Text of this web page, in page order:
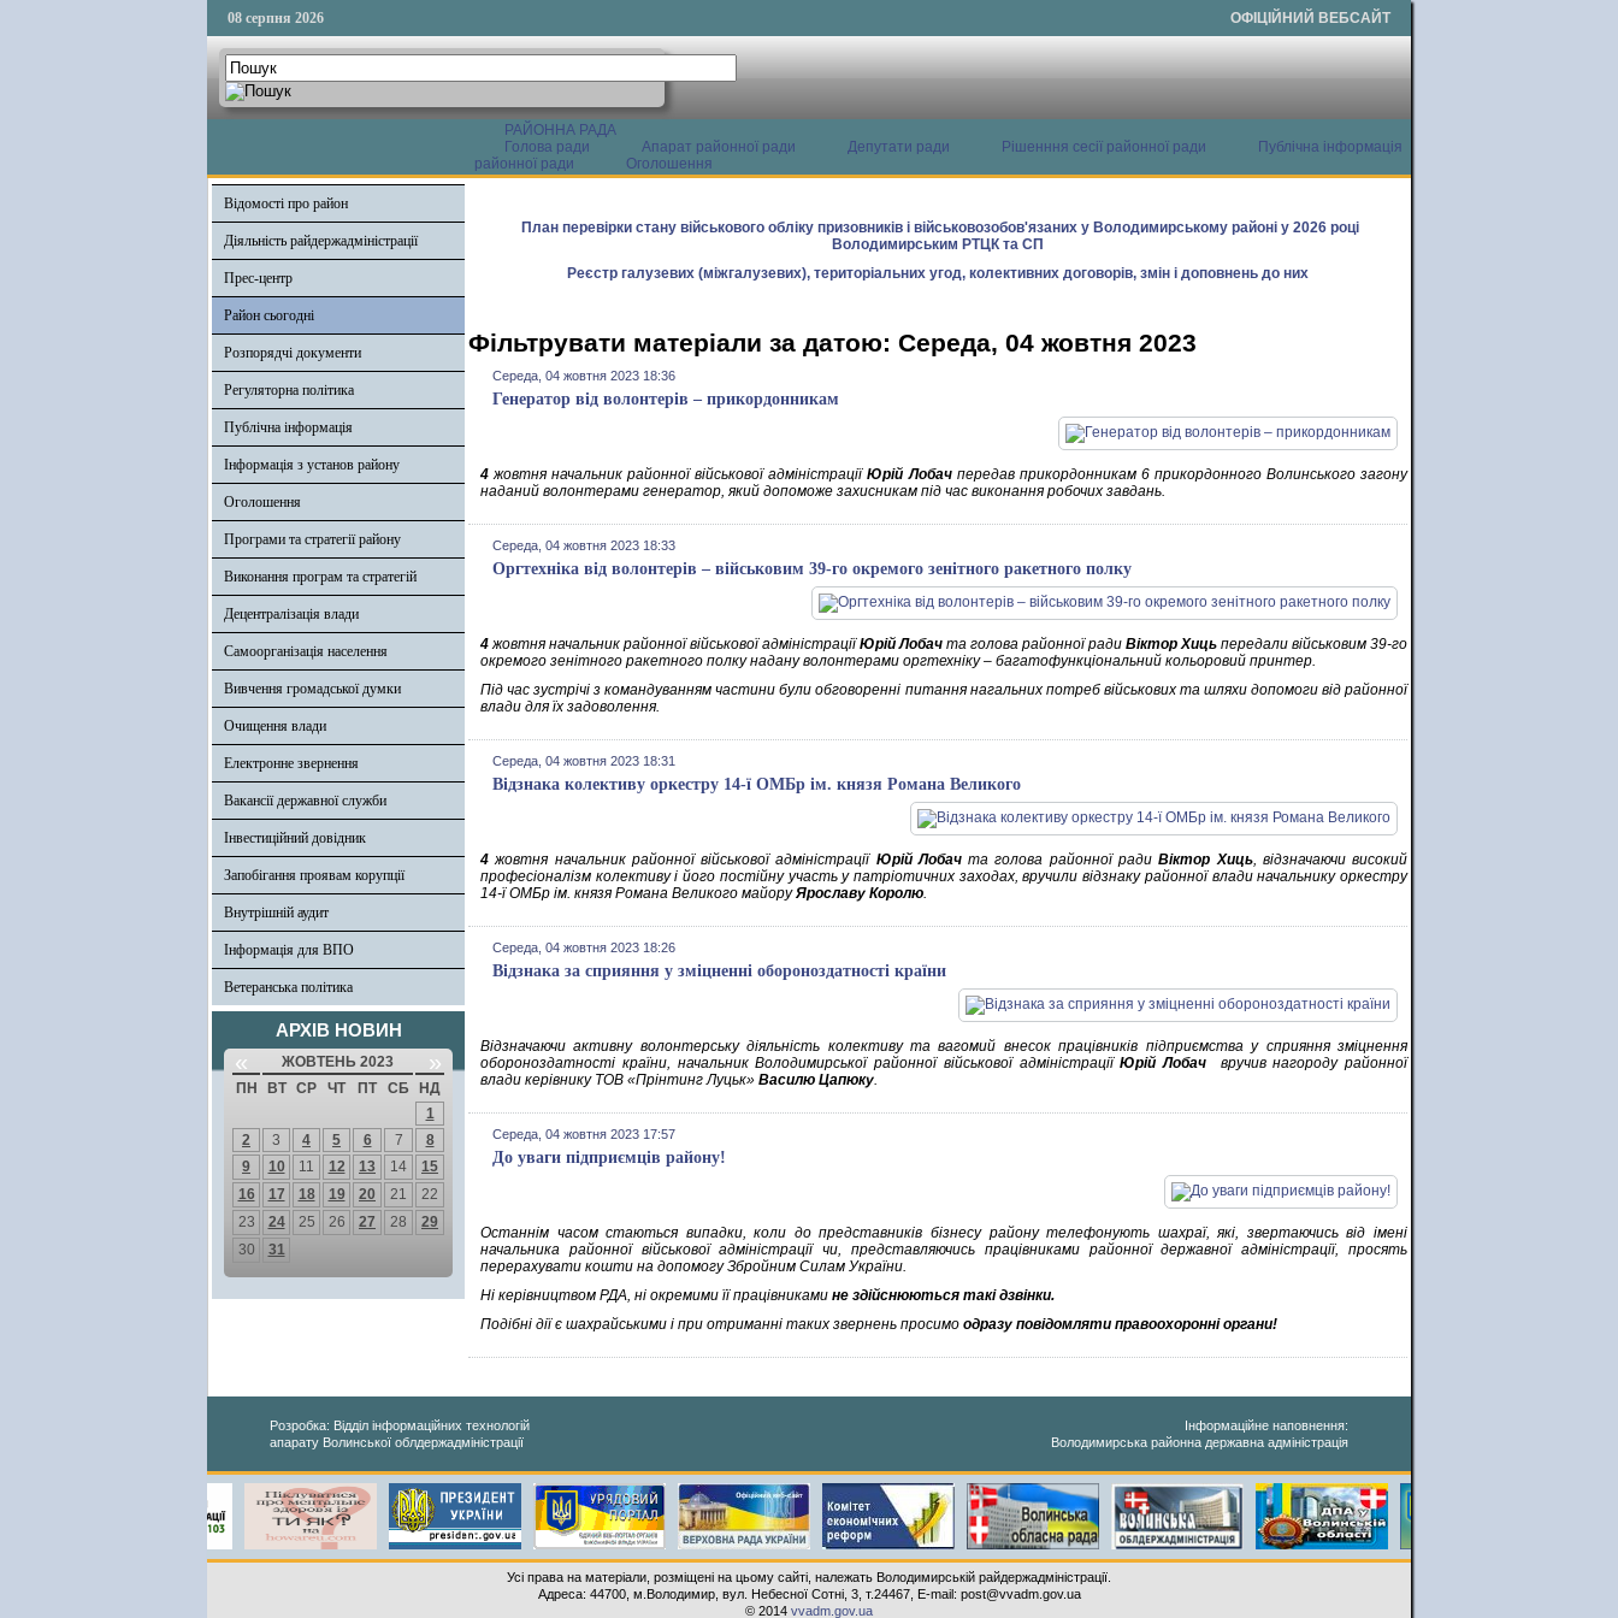
08 серпня 2026 ОФІЦІЙНИЙ ВЕБСАЙТ
РАЙОННА РАДА
Голова ради
Апарат районної ради Депутати ради Рішенння сесії районної ради
Публічна інформація
районної ради
Оголошення
Відомості про район
Діяльність райдержадміністрації
Прес-центр
Район сьогодні
Розпорядчі документи
Регуляторна політика
Публічна інформація
Інформація з установ району
Оголошення
Програми та стратегії району
Виконання програм та стратегій
Децентралізація влади
Самоорганізація населення
Вивчення громадської думки
Очищення влади
Електронне звернення
Вакансії державної служби
Інвестиційний довідник
Запобігання проявам корупції
Внутрішній аудит
Інформація для ВПО
Ветеранська політика
АРХІВ НОВИН
« ЖОВТЕНЬ 2023 »
ПН ВТ СР ЧТ ПТ СБ
НД
1
2
3 4 5 6 7
8
9
10 11 12 13 14
15
16
17 18 19 20 21
22
23
24 25 26 27 28
29
30
31
План перевірки стану військового обліку призовників і військовозобов'язаних у Володимирському районі у 2026 році
Володимирським РТЦК та СП
Реєстр галузевих (міжгалузевих), територіальних угод, колективних договорів, змін і доповнень до них
Фільтрувати матеріали за датою: Середа, 04 жовтня 2023
Середа, 04 жовтня 2023 18:36
Генератор від волонтерів – прикордонникам
4 жовтня начальник районної військової адміністраціїЮрій Лобачпередав прикордонникам 6 прикордонного Волинського загону
наданий волонтерами генератор, який допоможе захисникам під час виконання робочих завдань.
Середа, 04 жовтня 2023 18:33
Оргтехніка від волонтерів – військовим 39-го окремого зенітного ракетного полку
4жовтня начальник районної військової адміністраціїЮрій Лобач та голова районної ради Віктор Хиць передали військовим 39-го
окремого зенітного ракетного полку надану волонтерами оргтехніку – багатофункціональний кольоровий принтер.
Під час зустрічі з командуванням частини були обговоренні питання нагальних потреб військових та шляхи допомоги від районної
влади для їх задоволення.
Середа, 04 жовтня 2023 18:31
Відзнака колективу оркестру 14-ї ОМБр ім. князя Романа Великого
4жовтня начальник районної військової адміністрації Юрій Лобачта голова районної радиВіктор Хиць, відзначаючи високий
професіоналізм колективу і його постійну участь у патріотичних заходах, вручили відзнаку районної влади начальнику оркестру
14-ї ОМБр ім. князя Романа Великого майоруЯрославу Королю.
Середа, 04 жовтня 2023 18:26
Відзнака за сприяння у зміцненні обороноздатності країни
Відзначаючи активну волонтерську діяльність колективу та вагомий внесок працівників підприємства у сприяння зміцнення
обороноздатності країни, начальник Володимирської районної військової адміністраціїЮрій Лобач вручив нагороду районної
влади керівнику ТОВ «Прінтинг Луцьк» Василю Цапюку.
Середа, 04 жовтня 2023 17:57
До уваги підприємців району!
Останнім часом стаються випадки, коли до представників бізнесу району телефонують шахраї, які, звертаючись від імені
начальника районної військової адміністрації чи, представляючись працівниками районної державної адміністрації, просять
перерахувати кошти на допомогу Збройним Силам України.
Ні керівництвом РДА, ні окремими її працівниками не здійснюються такі дзвінки.
Подібні дії є шахрайськими і при отриманні таких звернень просимо одразу повідомляти правоохоронні органи!
Розробка: Відділ інформаційних технологій
апарату Волинської облдержадміністрації
Інформаційне наповнення:
Володимирська районна державна адміністрація
Усі права на матеріали, розміщені на цьому сайті, належать Володимирській райдержадміністрації.
Адреса: 44700, м.Володимир, вул. Небесної Сотні, 3, т.24467, E-mail: post@vvadm.gov.ua
© 2014 vvadm.gov.ua